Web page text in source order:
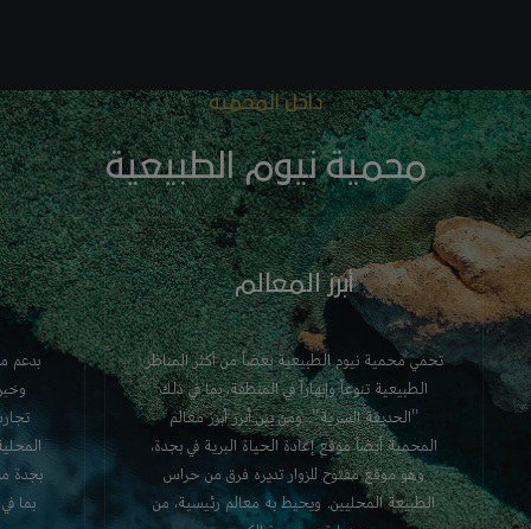
داخلالمحمية
محمية نيوم الطبيعية
أبرز المعالم
تحمي محمية نيوم الطبيعية بعضاً من أكثر المناظر
الطبيعية تنوعاً وإبهاراً في المنطقة، بما في ذلك
"الحديقة السرية". ومن بين أبرز أبرز معالم
المحمية أيضاً موقع إعادة الحياة البرية في بجدة،
وهو موقع مفتوح للزوار تديره فرق من حراس
الطبيعة المحليين. ويحيط به معالم رئيسية، من
بدعم
بجدة
بما